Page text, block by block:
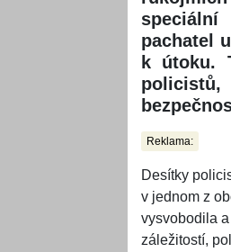
pachatel
k útoku.
policistů,
Reklama:
Desítky
v jednom z
vysvobodila
záležitostí,